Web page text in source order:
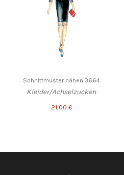
Schnittmuster nähen 3664
Kleider/Achselzucken
21,00 €